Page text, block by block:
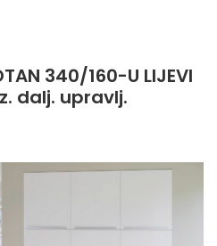
340/160-U LIJEVI
dalj. upravlj.